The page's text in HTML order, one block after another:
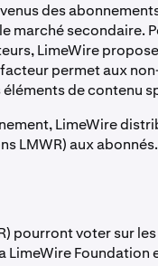
des
marché secondaire.
LimeWire
facteur permet aux
de contenu
LimeWire
LMWR) aux abonnés.
pourront voter sur
LimeWire